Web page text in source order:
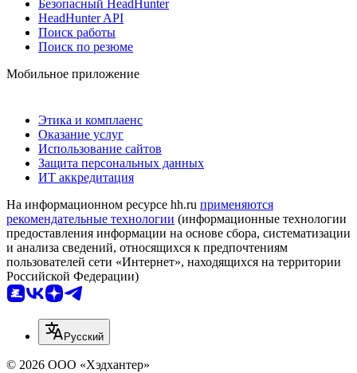
Безопасный HeadHunter
HeadHunter API
Поиск работы
Поиск по резюме
Мобильное приложение
Этика и комплаенс
Оказание услуг
Использование сайтов
Защита персональных данных
ИТ аккредитация
На информационном ресурсе hh.ru применяются
рекомендательные технологии (информационные технологии
предоставления информации на основе сбора, систематизации
и анализа сведений, относящихся к предпочтениям
пользователей сети «Интернет», находящихся на территории
Российской Федерации)
Русский
© 2026 ООО «Хэдхантер»